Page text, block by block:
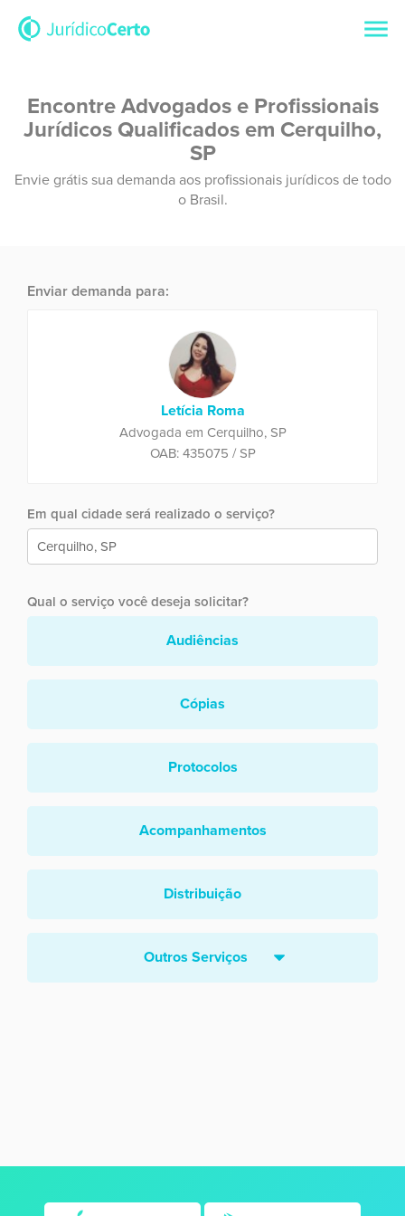
Encontre Advogados e Profissionais
Jurídicos Qualificados em Cerquilho,
SP
Envie grátis sua demanda aos profissionais jurídicos de todo
o Brasil.
Enviar demanda para:
Letícia Roma
Advogada em Cerquilho, SP
OAB: 435075 / SP
Em qual cidade será realizado o serviço?
Qual o serviço você deseja solicitar?
Audiências
Cópias
Protocolos
Acompanhamentos
Distribuição
Outros Serviços